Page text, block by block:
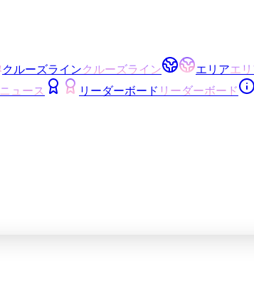
クルーズラインクルーズライン エリアエ
ニュース リーダーボード リーダーボード